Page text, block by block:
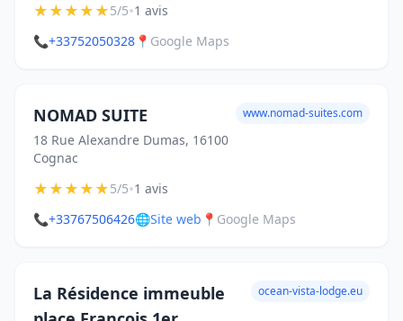
★★★★★5/5•1 avis
📞+33752050328 📍 Google Maps
NOMAD SUITE
18 Rue Alexandre Dumas, 16100
Cognac
www.nomad-suites.com
★★★★★5/5•1 avis
📞+33767506426🌐Site web 📍 Google Maps
La Résidence immeuble
ocean-vista-lodge.eu